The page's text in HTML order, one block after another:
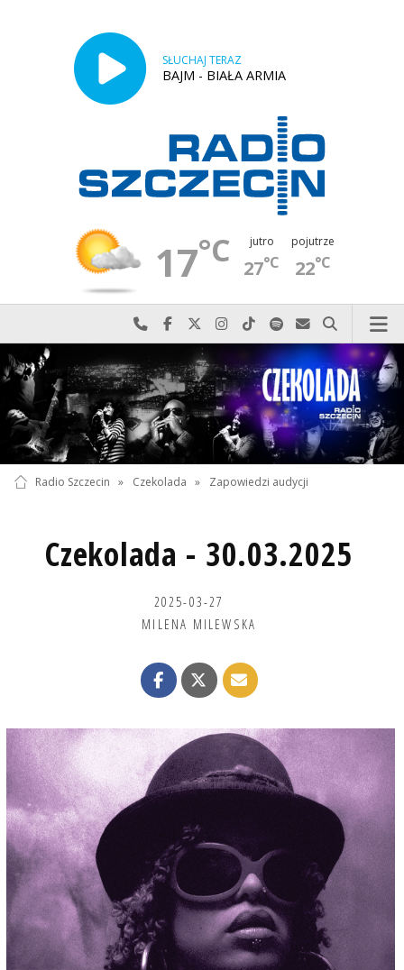
SŁUCHAJ TERAZ
BAJM - BIAŁA ARMIA
17°C jutro
27°C
pojutrze
22°C
Najlepiej po prostu do nas zadzwoń
Odwiedź nas na Facebook-u
Odwiedź nas na X
Odwiedź nas na Instagram-ie
Odwiedź nas na TikTok-u
Szukaj nas na Spotify
Wyślij do nas
Szukaj
Radio Szczecin » Czekolada » Zapowiedzi audycji
Czekolada - 30.03.2025
2025-03-27
MILENA MILEWSKA